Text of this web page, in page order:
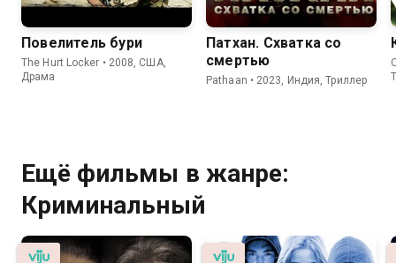
Повелитель бури
The Hurt Locker • 2008, США,
Драма
Патхан. Схватка со
смертью
Pathaan • 2023, Индия, Триллер
Ещё фильмы в жанре:
Криминальный